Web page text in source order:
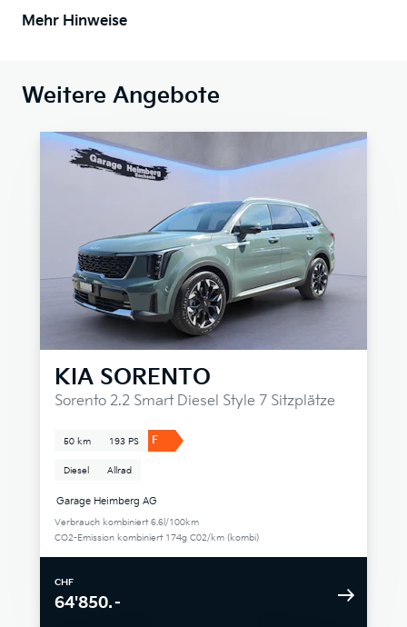
Mehr Hinweise
Weitere Angebote
KIA SORENTO
Sorento 2.2 Smart Diesel Style 7 Sitzplätze
50 km 193 PS F
Diesel Allrad
Garage Heimberg AG
Verbrauch kombiniert 6.6l/100km
CO2-Emission kombiniert 174g C02/km (kombi)
CHF
64'850.–